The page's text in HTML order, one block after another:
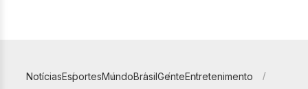
NotíciasEsportesMundoBrasilGenteEntretenimento